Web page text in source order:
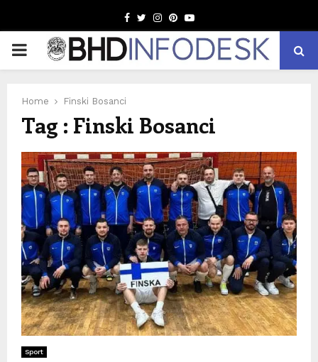
Facebook
TwitterInstagram
Pinterest
Youtube
PRIMARY
Home Finski Bosanci
Tag : Finski Bosanci
Sport